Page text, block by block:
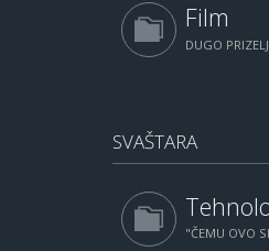
Film
DUGO
SVAŠTARA
"ČEMU OVO